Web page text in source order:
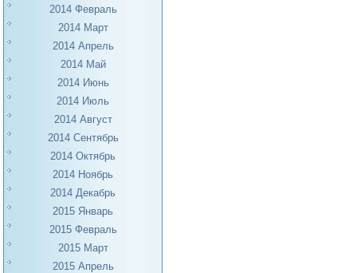
2014 Февраль
2014 Март
2014 Апрель
2014 Май
2014 Июнь
2014 Июль
2014 Август
2014 Сентябрь
2014 Октябрь
2014 Ноябрь
2014 Декабрь
2015 Январь
2015 Февраль
2015 Март
2015 Апрель